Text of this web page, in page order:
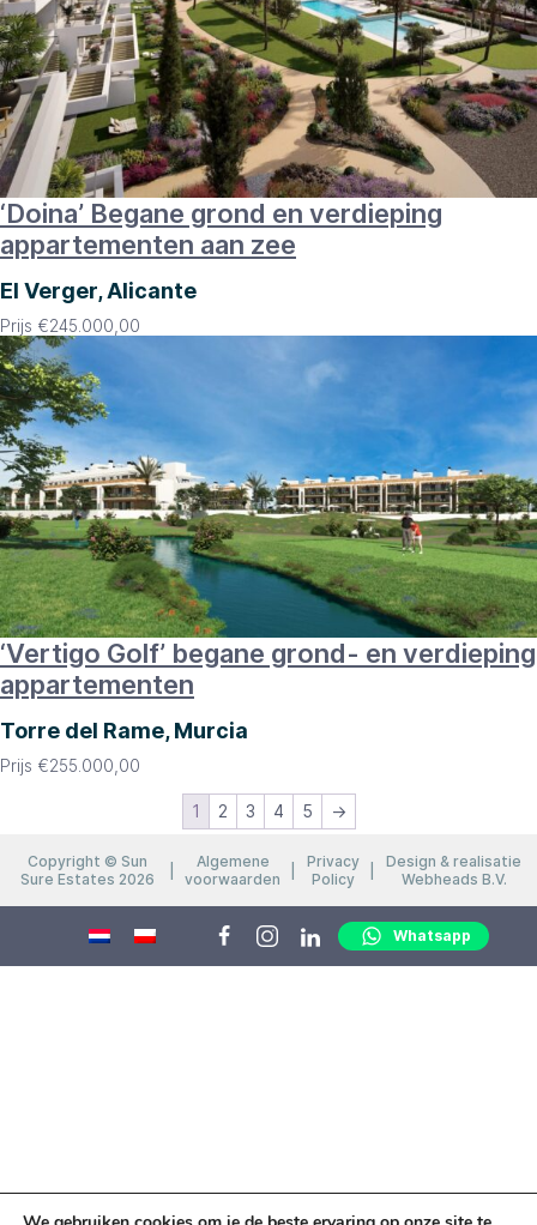
‘Doina’ Begane grond en verdieping
appartementen aan zee
El Verger, Alicante
Prijs €245.000,00
‘Vertigo Golf’ begane grond- en verdieping
appartementen
Torre del Rame, Murcia
Prijs €255.000,00
1 2 3 4 5 →
Copyright © Sun
Sure Estates 2026
Algemene
voorwaarden
Privacy
Policy
Design & realisatie
Webheads B.V.
Whatsapp